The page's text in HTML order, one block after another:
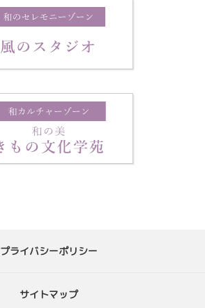
プライバシーポリシー
サイトマップ